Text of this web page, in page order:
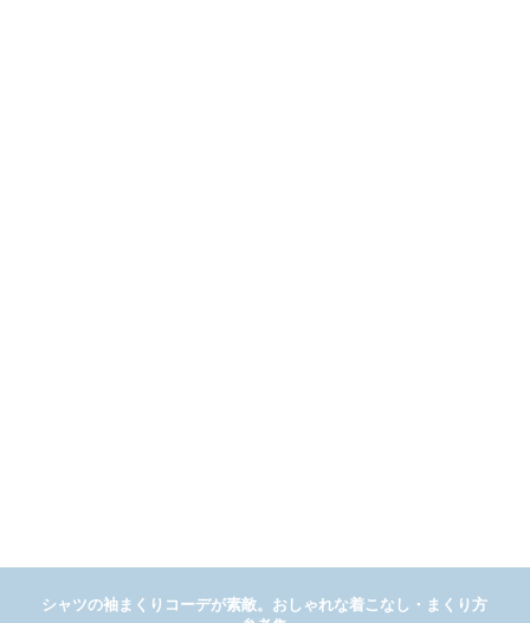
シャツの袖まくりコーデが素敵。おしゃれな着こなし・まくり方